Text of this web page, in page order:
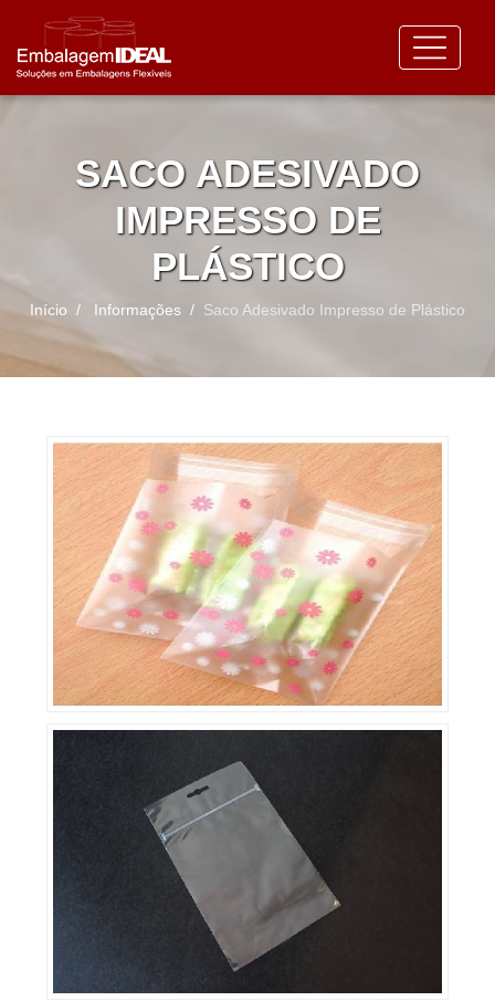
SACO ADESIVADO
IMPRESSO DE
PLÁSTICO
Início Informações Saco Adesivado Impresso de Plástico